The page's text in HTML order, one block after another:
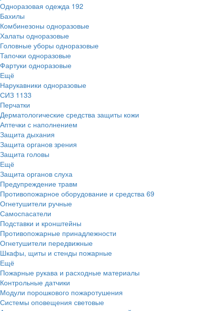
Одноразовая одежда 192
Бахилы
Комбинезоны одноразовые
Халаты одноразовые
Головные уборы одноразовые
Тапочки одноразовые
Фартуки одноразовые
Ещё
Нарукавники одноразовые
СИЗ 1133
Перчатки
Дерматологические средства защиты кожи
Аптечки с наполнением
Защита дыхания
Защита органов зрения
Защита головы
Ещё
Защита органов слуха
Предупреждение травм
Противопожарное оборудование и средства 69
Огнетушители ручные
Самоспасатели
Подставки и кронштейны
Противопожарные принадлежности
Огнетушители передвижные
Шкафы, щиты и стенды пожарные
Ещё
Пожарные рукава и расходные материалы
Контрольные датчики
Модули порошкового пожаротушения
Системы оповещения световые